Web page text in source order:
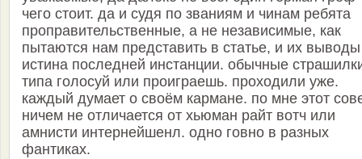
чего стоит. да и судя по званиям и чинам ребята
проправительственные, а не независимые, как
пытаются нам представить в статье, и их
истина последней инстанции. обычные
типа голосуй или проиграешь. проходили уже.
каждый думает о своём кармане. по мне этот
ничем не отличается от хьюман райт вотч или
амнисти интернейшенл. одно говно в разных
фантиках.